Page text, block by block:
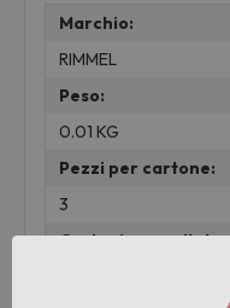
Marchio:
RIMMEL
Peso:
0.01 KG
Pezzi per cartone:
3
Cartoni per pallet: